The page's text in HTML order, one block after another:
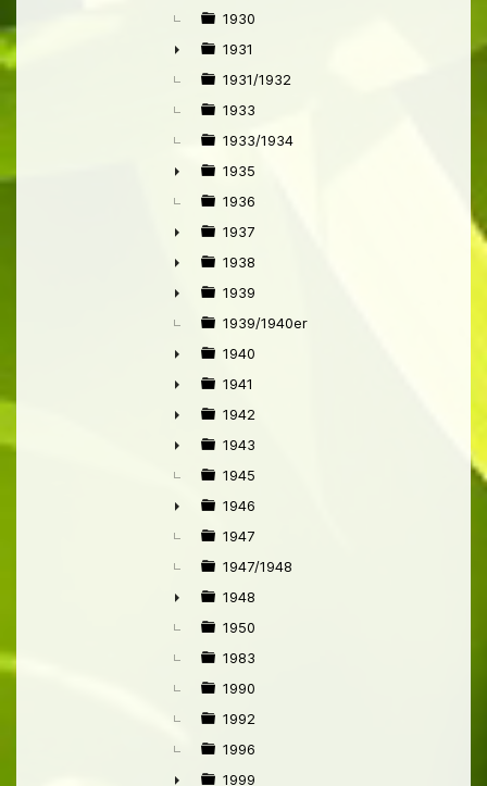
1930
►
1931
1931/1932
1933
1933/1934
►
1935
1936
►
1937
►
1938
►
1939
1939/1940er
►
1940
►
1941
►
1942
►
1943
1945
►
1946
1947
1947/1948
►
1948
1950
1983
1990
1992
1996
1999